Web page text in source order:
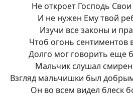
Не откроет Господь
И не нужен Ему твой
Изучи все законы и
Чтоб огонь сентиментов
Долго мог говорить еще
Мальчик слушал
Взгляд мальчишки был
Он во всем видел блеск